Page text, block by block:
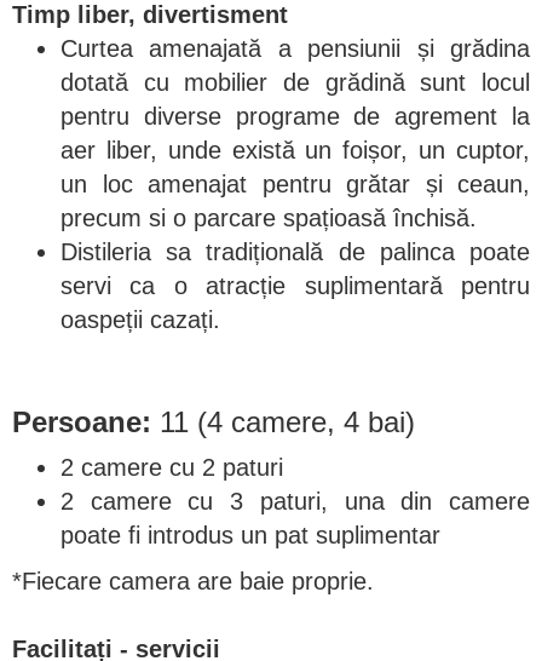
Timp liber, divertisment
Curtea amenajată a pensiunii și grădina
dotată cu mobilier de grădină sunt locul
pentru diverse programe de agrement la
aer liber, unde există un foișor, un cuptor,
un loc amenajat pentru grătar și ceaun,
precum si o parcare spațioasă închisă.
Distileria sa tradițională de palinca poate
servi ca o atracție suplimentară pentru
oaspeții cazați.
Persoane: 11 (4 camere, 4 bai)
2 camere cu 2 paturi
2 camere cu 3 paturi, una din camere
poate fi introdus un pat suplimentar
*Fiecare camera are baie proprie.
Facilitați - servicii